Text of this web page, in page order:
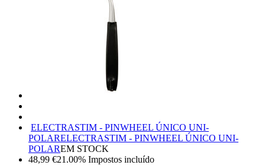
ELECTRASTIM - PINWHEEL ÚNICO UNI-
POLARELECTRASTIM - PINWHEEL ÚNICO UNI-
POLAREM STOCK
48,99 €21.00% Impostos incluído